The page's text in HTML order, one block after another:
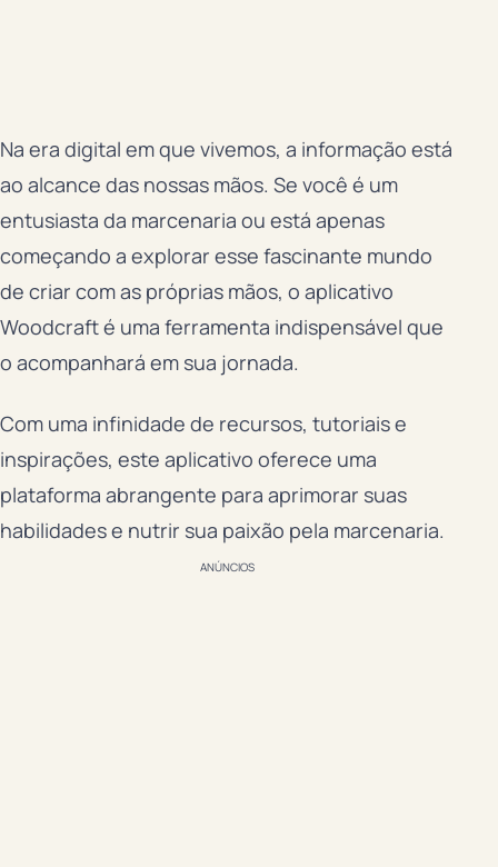
Na era digital em que vivemos, a informação está
ao alcance das nossas mãos. Se você é um
entusiasta da marcenaria ou está apenas
começando a explorar esse fascinante mundo
de criar com as próprias mãos, o aplicativo
Woodcraft é uma ferramenta indispensável que
o acompanhará em sua jornada.
Com uma infinidade de recursos, tutoriais e
inspirações, este aplicativo oferece uma
plataforma abrangente para aprimorar suas
habilidades e nutrir sua paixão pela marcenaria.
ANÚNCIOS